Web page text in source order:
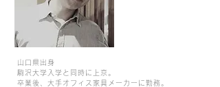
山口県出身
駒沢大学入学と同時に上京。
卒業後、大手オフィス家具メーカーに勤務。